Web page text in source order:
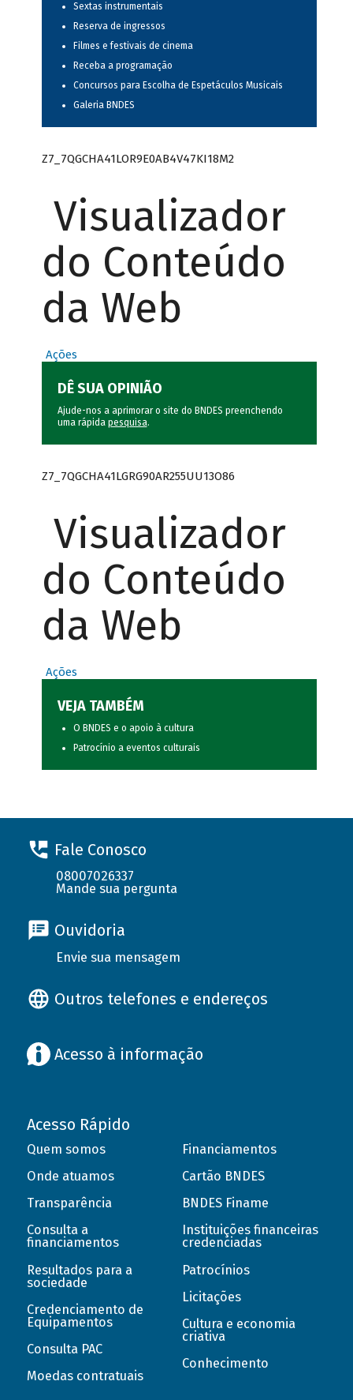
Sextas instrumentais
Reserva de ingressos
Filmes e festivais de cinema
Receba a programação
Concursos para Escolha de Espetáculos Musicais
Galeria BNDES
Z7_7QGCHA41LOR9E0AB4V47KI18M2
Visualizador
do Conteúdo
da Web
Ações
DÊ SUA OPINIÃO
Ajude-nos a aprimorar o site do BNDES preenchendo
uma rápida pesquisa.
Z7_7QGCHA41LGRG90AR255UU13O86
Visualizador
do Conteúdo
da Web
Ações
VEJA TAMBÉM
O BNDES e o apoio à cultura
Patrocínio a eventos culturais
Fale Conosco
08007026337
Mande sua pergunta
Ouvidoria
Envie sua mensagem
Outros telefones e endereços
Acesso à informação
Acesso Rápido
Quem somos
Onde atuamos
Transparência
Consulta a
financiamentos
Resultados para a
sociedade
Credenciamento de
Equipamentos
Consulta PAC
Moedas contratuais
Financiamentos
Cartão BNDES
BNDES Finame
Instituições financeiras
credenciadas
Patrocínios
Licitações
Cultura e economia
criativa
Conhecimento